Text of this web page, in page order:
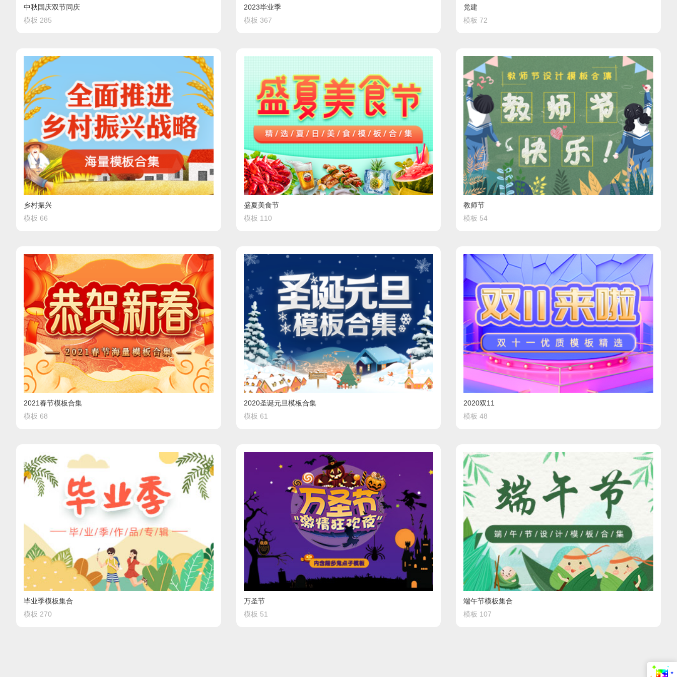
中秋国庆双节同庆
模板 285
2023毕业季
模板 367
党建
模板 72
乡村振兴
模板 66
盛夏美食节
模板 110
教师节
模板 54
2021春节模板合集
模板 68
2020圣诞元旦模板合集
模板 61
2020双11
模板 48
毕业季模板集合
模板 270
万圣节
模板 51
端午节模板集合
模板 107